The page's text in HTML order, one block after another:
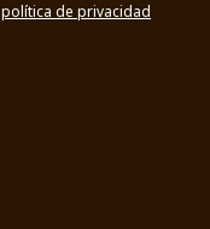
política de privacidad